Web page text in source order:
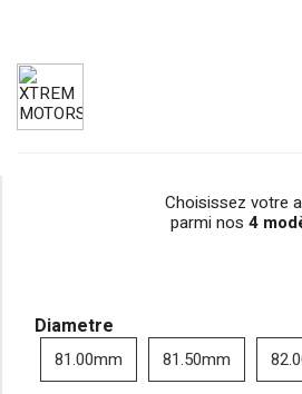
Choisissez votre
parmi nos 4
Diametre
81.00mm 81.50mm